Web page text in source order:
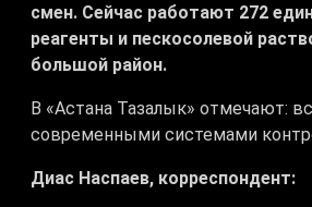
смен. Сейчас работают 272
реагенты и пескосолевой
большой район.
В «Астана Тазалык» отмечают:
современными системами
Диас Наспаев, корреспондент: